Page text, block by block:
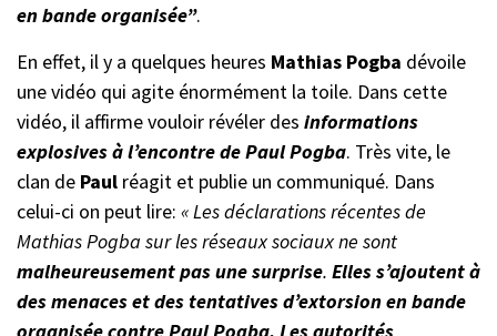
en bande organisée”.
En effet, il y a quelques heures Mathias Pogba dévoile
une vidéo qui agite énormément la toile. Dans cette
vidéo, il affirme vouloir révéler des informations
explosives à l’encontre de Paul Pogba. Très vite, le
clan de Paul réagit et publie un communiqué. Dans
celui-ci on peut lire: « Les déclarations récentes de
Mathias Pogba sur les réseaux sociaux ne sont
malheureusement pas une surprise. Elles s’ajoutent à
des menaces et des tentatives d’extorsion en bande